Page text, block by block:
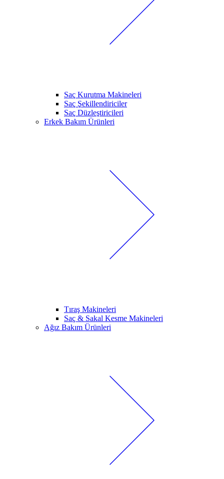
Saç Kurutma Makineleri
Saç Şekillendiriciler
Saç Düzleştiricileri
Erkek Bakım Ürünleri
Tıraş Makineleri
Saç & Sakal Kesme Makineleri
Ağız Bakım Ürünleri